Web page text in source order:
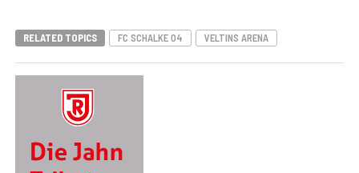
RELATED TOPICS FC SCHALKE 04 VELTINS ARENA